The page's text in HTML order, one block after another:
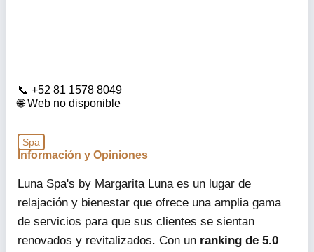
+52 81 1578 8049
Web no disponible
Spa
Información y Opiniones
Luna Spa's by Margarita Luna es un lugar de
relajación y bienestar que ofrece una amplia gama
de servicios para que sus clientes se sientan
renovados y revitalizados. Con un ranking de 5.0